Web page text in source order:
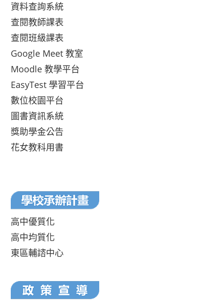
資料查詢系統
查閱教師課表
查閱班級課表
Google Meet 教室
Moodle 教學平台
EasyTest 學習平台
數位校園平台
圖書資訊系統
獎助學金公告
花女教科用書
高中優質化
高中均質化
東區輔諮中心